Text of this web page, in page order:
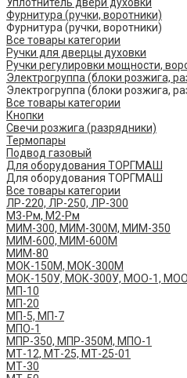
Фурнитура (ручки, воротники)
Фурнитура (ручки, воротники)
Все товары категории
Ручки для дверцы духовки
Ручки регулировки мощности,
Электрогруппа (блоки розжига,
Электрогруппа (блоки розжига,
Все товары категории
Кнопки
Свечи розжига (разрядники)
Термопары
Подвод газовый
Для оборудования ТОРГМАШ
Для оборудования ТОРГМАШ
Все товары категории
ЛР-220, ЛР-250, ЛР-300
М3-Рм, М2-Рм
МИМ-300, МИМ-300М, МИМ-350
МИМ-600, МИМ-600М
МИМ-80
МОК-150М, МОК-300М
МОК-150У, МОК-300У, МОО-1,
МП-10
МП-20
МП-5, МП-7
МПО-1
МПР-350, МПР-350М, МПО-1
МТ-12, МТ-25, МТ-25-01
МТ-30